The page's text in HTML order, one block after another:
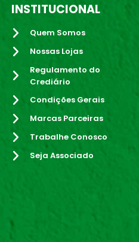
INSTITUCIONAL
Quem Somos
Nossas Lojas
Regulamento do
Crediário
Condições Gerais
Marcas Parceiras
Trabalhe Conosco
Seja Associado